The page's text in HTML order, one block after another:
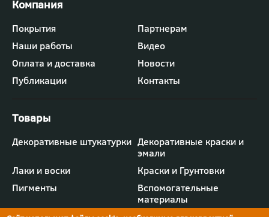
Футер
-
меню
"Компания"
Покрытия
Партнерам
Наши работы
Видео
Оплата и доставка
Новости
Публикации
Контакты
Футер
-
меню
"Товары"
Декоративные штукатурки Декоративные краски и
эмали
Лаки и воски
Краски и Грунтовки
Пигменты
Вспомогательные
материалы